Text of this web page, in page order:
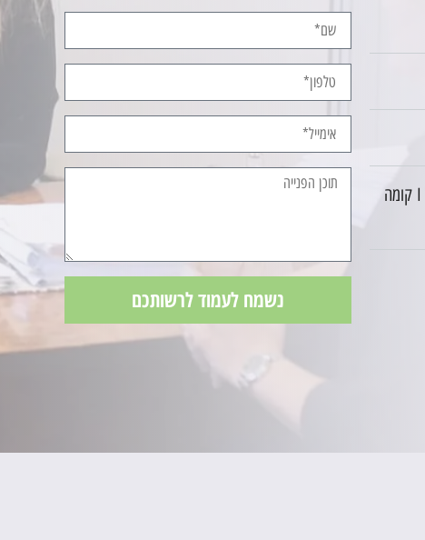
דרך יצחק רבין 2 בסר סיטי, מגדל I קומה
נשמח לעמוד לרשותכם